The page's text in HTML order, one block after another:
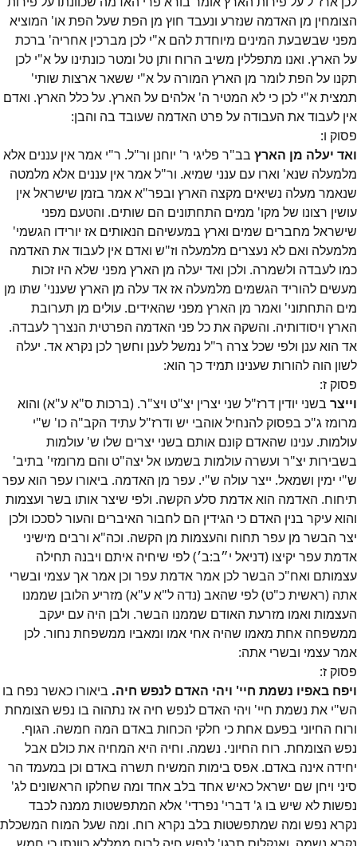
הצומחין מן האדמה שנזרע ונעבד חוץ מן הפת שעל הפת או' המוציא
מפני שבשבעת המינים מיוחדת להם א"י לכן מברכין אחריה' ברכת
על הארץ. ואנו מתפללין משיב הרוח ותן טל ומטר כונתינו על א"י לכן
תקנו על הפת לומר מן הארץ המורה על א"י ששאר ארצות שותי'
תמצית א"י לכן כי לא המטיר ה' אלהים על הארץ. על כלל הארץ. ואדם
אין לעבוד את העבודה על פרט האדמה שעובד בה והבן:
פסוק ו:
ואד יעלה מן הארץ בב"ר פליגי ר' יוחנן ור"ל. ר"י אמר אין עננים אלא
מלמעלה שנא' וארו עם ענני שמיא. ור"ל אמר אין עננים אלא מלמטה
שנאמר מעלה נשיאים מקצה הארץ ובפר"א אמר בזמן שישראל אין
עושין רצונו של מקו' ממים התחתונים הם שותים. והטעם מפני
שישראל מחברים שמים וארץ במעשיהם הנאותים אז יורידו הגשמי'
מלמעלה ואם לא נעצרים מלמעלה וז"ש ואדם אין לעבוד את האדמה
כמו לעבדה ולשמרה. ולכן ואד יעלה מן הארץ מפני שלא היו זכות
מעשים להוריד הגשמים מלמעלה אז אד עלה מן הארץ שענני' שתו מן
מים התחתוני' ואמר מן הארץ מפני שהאידים. עולים מן תערובת
הארץ ויסודותיה. והשקה את כל פני האדמה הפרטית הנצרך לעבדה.
אד הוא ענן ולפי שכל צרה ר"ל נמשל לענן וחשך לכן נקרא אד. יעלה
לשון הוה להורות שענינו תמיד כך הוא:
פסוק ז:
וייצר בשני יודין דרז"ל שני יצרין יצ"ט ויצ"ר. (ברכות ס"א ע"א) והוא
מרומז ג"כ בפסוק להנחיל אוהבי יש ודרז"ל עתיד הקב"ה כו' ש"י
עולמות. ענינו שהאדם קונם אותם בשני יצרים שלו ש' עולמות
בשבירות יצ"ר ועשרה עולמות בשמעו אל יצה"ט והם מרומזי' בתיב'
ש"י ימין ושמאל. ייצר עולה ש"י. עפר מן האדמה. ביאורו עפר הוא עפר
תיחוח. האדמה הוא אדמת סלע הקשה. ולפי שיצר אותו בשר ועצמות
והוא עיקר בנין האדם כי הגידין הם לחבור האיברים והעור לסככו ולכן
יצר הבשר מן עפר תחוח והעצמות מן הקשה. וכה"א ורבים מישיני
אדמת עפר יקיצו (דניאל י״ב:ב׳) לפי שיחיה איתם ויבנה תחילה
עצמותם ואח"כ הבשר לכן אמר אדמת עפר וכן אמר אך עצמי ובשרי
אתה (ראשית כ"ט) לפי שהאב (נדה ל"א ע"א) מזריע הלובן שממנו
העצמות ואמו מזרעת האודם שממנו הבשר. ולבן היה עם יעקב
ממשפחה אחת מאמו שהיה אחי אמו ומאביו ממשפחת נחור. לכן
אמר עצמי ובשרי אתה:
פסוק ז:
ויפח באפיו נשמת חיי' ויהי האדם לנפש חיה. ביאורו כאשר נפח בו
הש"י את נשמת חיי' ויהי האדם לנפש חיה אז נתהוה בו נפש הצומחת
ורוח החיוני בפעם אחת כי חלקי הכחות באדם המה חמשה. הגוף.
נפש הצומחת. רוח החיוני. נשמה. וחיה היא המחיה את כולם אבל
יחידה אינה באדם. אפס בימות המשיח תשרה באדם וכן במעמד הר
סיני ויחן שם ישראל כאיש אחד בלב אחד ומה שחלקו הראשונים לג'
נפשות לא שיש בו ג' דברי' נפרדי' אלא המתפשטות ממנה לכבד
נקרא נפש ומה שמתפשטות בלב נקרא רוח. ומה שעל המוח המשכלת